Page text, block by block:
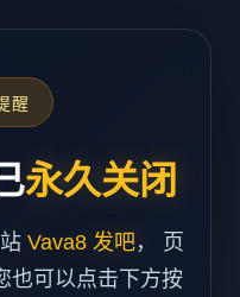
醒
永久关闭
Vava8 发吧， 页
也可以点击下方按